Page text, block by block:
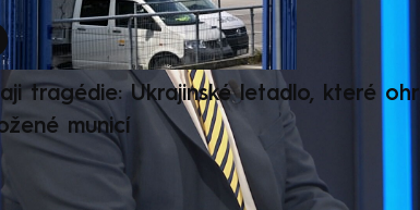
tragédie: Ukrajinské letadlo, které
municí